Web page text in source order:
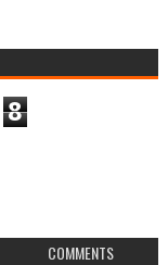
8
COMMENTS